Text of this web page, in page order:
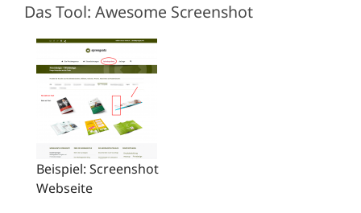
Das Tool: Awesome Screenshot
Beispiel: Screenshot
Webseite